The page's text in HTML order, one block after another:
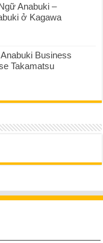
Anabuki –
ở Kagawa
Business
Takamatsu